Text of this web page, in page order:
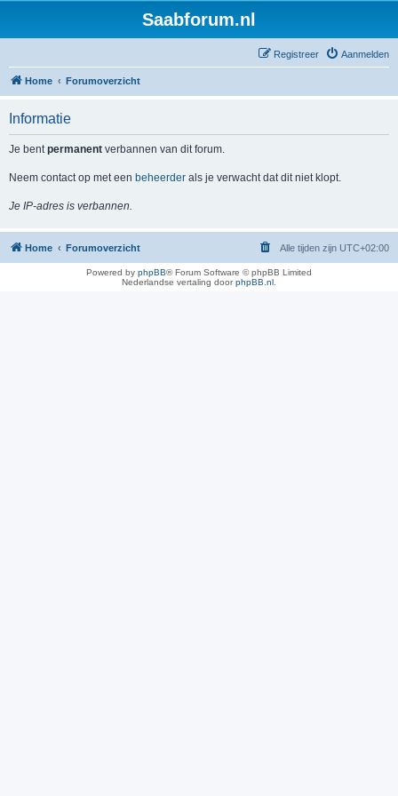
Saabforum.nl
Aanmelden
Registreer
Home Forumoverzicht
Informatie
Je bentpermanent verbannen van dit forum.
Neem contact op met een beheerder als je verwacht dat dit niet klopt.
Je IP-adres is verbannen.
Home Forumoverzicht Alle tijden zijn UTC+02:00
Powered by phpBB® Forum Software © phpBB Limited
Nederlandse vertaling doorphpBB.nl